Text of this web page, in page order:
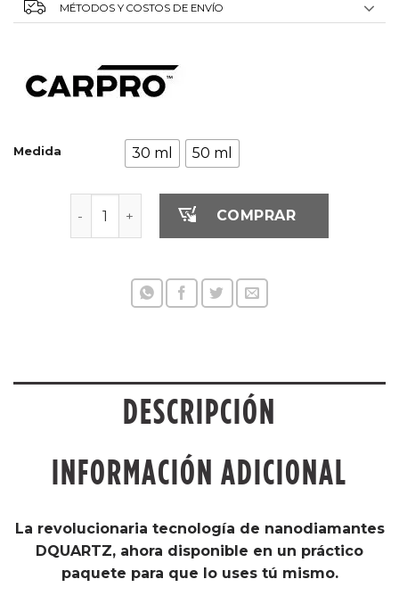
MÉTODOS Y COSTOS DE ENVÍO
Medida 30 ml 50 ml
Carpro Dquartz GO cantidad
COMPRAR
DESCRIPCIÓN
INFORMACIÓN ADICIONAL
La revolucionaria tecnología de nanodiamantes
DQUARTZ, ahora disponible en un práctico
paquete para que lo uses tú mismo.